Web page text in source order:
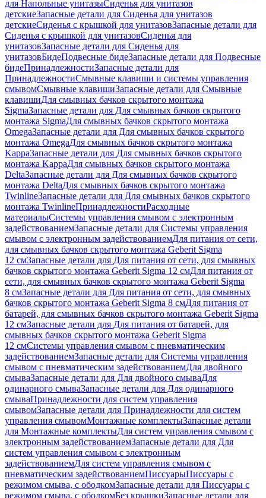
для Напольные унитазыСиденья для унитазов
детскиеЗапасные детали для Сиденья для унитазов
детскиеСиденья с крышкой для унитазовЗапасные детали для
Сиденья с крышкой для унитазовСиденья для
унитазовЗапасные детали для Сиденья для
унитазовБидеПодвесные бидеЗапасные детали для Подвесные
бидеПринадлежностиЗапасные детали для
ПринадлежностиСмывные клавиши и системы управления
смывомСмывные клавишиЗапасные детали для Смывные
клавишиДля смывных бачков скрытого монтажа
SigmaЗапасные детали для Для смывных бачков скрытого
монтажа SigmaДля смывных бачков скрытого монтажа
OmegaЗапасные детали для Для смывных бачков скрытого
монтажа OmegaДля смывных бачков скрытого монтажа
KappaЗапасные детали для Для смывных бачков скрытого
монтажа KappaДля смывных бачков скрытого монтажа
DeltaЗапасные детали для Для смывных бачков скрытого
монтажа DeltaДля смывных бачков скрытого монтажа
TwinlineЗапасные детали для Для смывных бачков скрытого
монтажа TwinlineПринадлежностиРасходные
материалыСистемы управления смывом с электронным
задействованиемЗапасные детали для Системы управления
смывом с электронным задействованиемДля питания от сети,
для смывных бачков скрытого монтажа Geberit Sigma
12 смЗапасные детали для Для питания от сети, для смывных
бачков скрытого монтажа Geberit Sigma 12 смДля питания от
сети, для смывных бачков скрытого монтажа Geberit Sigma
8 смЗапасные детали для Для питания от сети, для смывных
бачков скрытого монтажа Geberit Sigma 8 смДля питания от
батарей, для смывных бачков скрытого монтажа Geberit Sigma
12 смЗапасные детали для Для питания от батарей, для
смывных бачков скрытого монтажа Geberit Sigma
12 смСистемы управления смывом с пневматическим
задействованиемЗапасные детали для Системы управления
смывом с пневматическим задействованиемДля двойного
смываЗапасные детали для Для двойного смываДля
одинарного смываЗапасные детали для Для одинарного
смываПринадлежности для систем управления
смывомЗапасные детали для Принадлежности для систем
управления смывомМонтажные комплектыЗапасные детали
для Монтажные комплектыДля систем управления смывом с
электронным задействованиемЗапасные детали для Для
систем управления смывом с электронным
задействованиемДля систем управления смывом с
пневматическим задействованиемПиссуарыПиссуары с
режимом смыва, с ободкомЗапасные детали для Писсуары с
режимом смыва, с ободкомБез крышкиЗапасные детали для